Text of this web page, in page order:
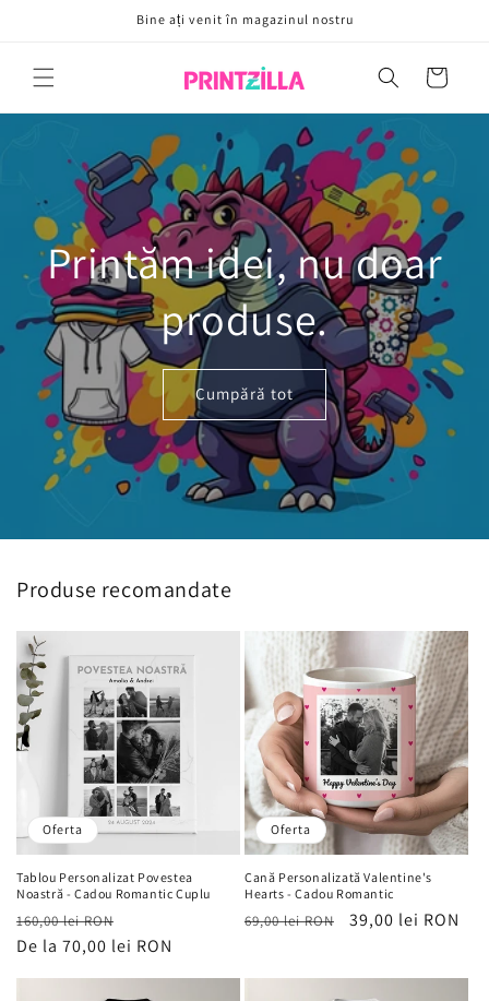
Bine ați venit în magazinul nostru
Coș
Printăm idei, nu doar
produse.
Cumpără tot
Produse recomandate
Oferta
Tablou Personalizat Povestea
Noastră - Cadou Romantic Cuplu
Preț
obișnuit
160,00 lei RON
de
De la 70,00 lei RON
Oferta
Cană Personalizată Valentine's
Hearts - Cadou Romantic
Preț
69,00 lei RON
Preț
39,00 lei RON